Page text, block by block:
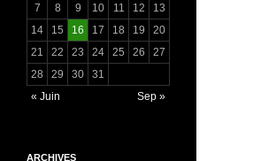
7
8 9 10 11 12
13
14
15 16 17 18 19
20
21
22 23 24 25 26
27
28
29 30
31
« Juin
Sep »
ARCHIVES